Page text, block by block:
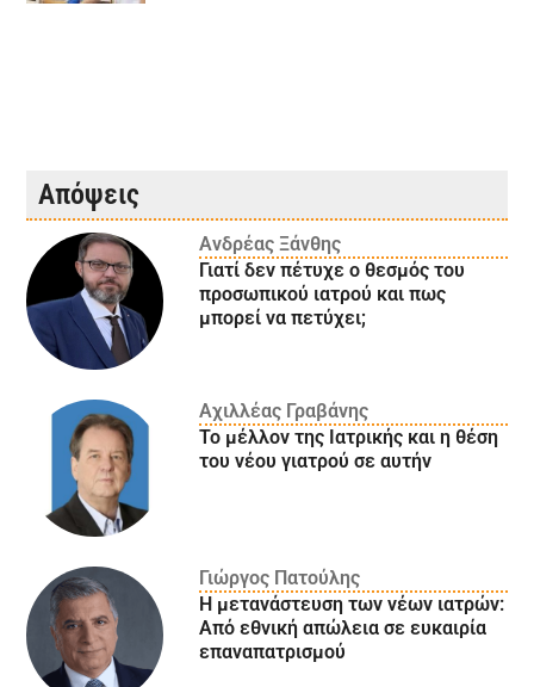
Απόψεις
Ανδρέας Ξάνθης
Γιατί δεν πέτυχε ο θεσμός του
προσωπικού ιατρού και πως
μπορεί να πετύχει;
Αχιλλέας Γραβάνης
Το μέλλον της Ιατρικής και η θέση
του νέου γιατρού σε αυτήν
Γιώργος Πατούλης
Η μετανάστευση των νέων ιατρών:
Aπό εθνική απώλεια σε ευκαιρία
επαναπατρισμού